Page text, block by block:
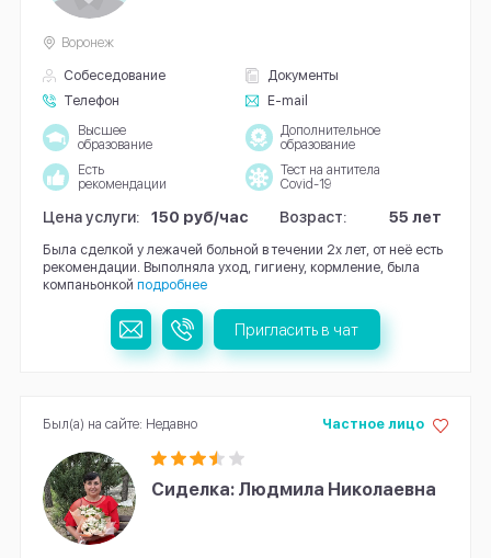
Собеседование
Документы
Телефон
E-mail
Воронеж
Высшее
образование
Дополнительное
образование
Есть
рекомендации
Тест на антитела
Covid-19
Цена услуги: 150 руб/час Возраст: 55 лет
Была сделкой у лежачей больной в течении 2х лет, от неё есть
рекомендации. Выполняла уход, гигиену, кормление, была
компаньонкой подробнее
Пригласить в чат
Сиделка: Людмила Николаевна
Частное лицо
Был(а) на сайте: Недавно